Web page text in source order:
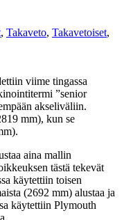
, Takaveto, Takavetoiset,
viime tingassa
”senior
akseliväliin.
mm), kun se
aina mallin
tästä tekevät
käytettiin toisen
(2692 mm) alustaa ja
käytettiin Plymouth